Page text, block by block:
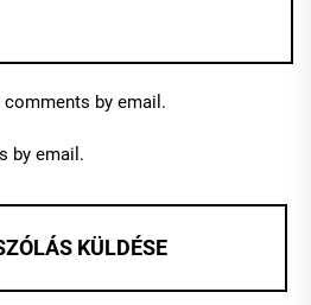
by email.
by email.